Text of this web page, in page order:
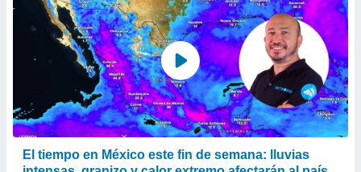
El tiempo en México este fin de semana: lluvias